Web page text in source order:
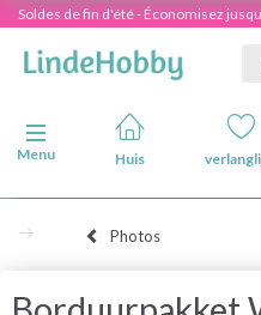
Soldes de fin d'été - Économisez
Navigatie in-/uitschakelen
Menu
Huis
Photos